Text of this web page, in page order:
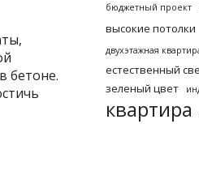
бетоне.
бюджетный проект
высокие потолки
двухэтажная
естественный
зеленый цвет
квартира